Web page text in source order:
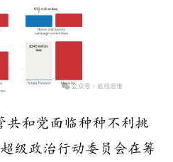
共和党面临种种不利挑
级政治行动委员会在筹